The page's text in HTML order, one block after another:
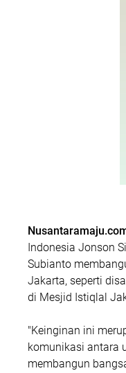
Indonesia Jonson
Subianto
Jakarta, seperti
di Mesjid Istiqlal
"Keinginan ini
komunikasi antara
membangun